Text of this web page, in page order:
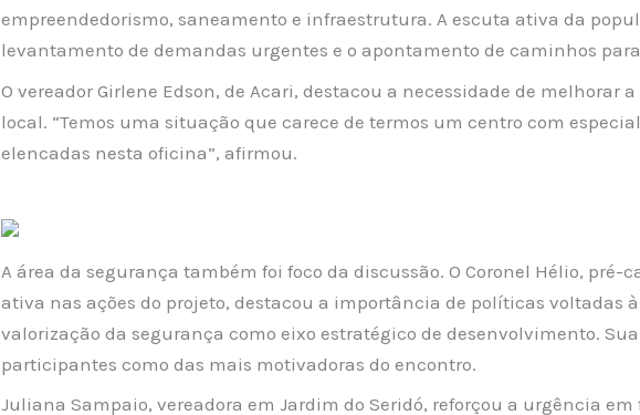
empreendedorismo, saneamento e infraestrutura. A escuta ativa da
levantamento de demandas urgentes e o apontamento de caminhos
O vereador Girlene Edson, de Acari, destacou a necessidade de melhorar
local. “Temos uma situação que carece de termos um centro com
elencadas nesta oficina”, afirmou.
A área da segurança também foi foco da discussão. O Coronel Hélio, pré-
ativa nas ações do projeto, destacou a importância de políticas voltadas à
valorização da segurança como eixo estratégico de desenvolvimento.
participantes como das mais motivadoras do encontro.
Juliana Sampaio, vereadora em Jardim do Seridó, reforçou a urgência